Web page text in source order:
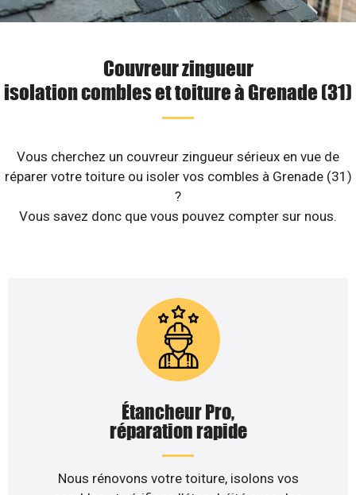
Couvreur zingueur
isolation combles et toiture à Grenade (31)
Vous cherchez un couvreur zingueur sérieux en vue de
réparer votre toiture ou isoler vos combles à Grenade (31)
?
Vous savez donc que vous pouvez compter sur nous.
Étancheur Pro,
réparation rapide
Nous rénovons votre toiture, isolons vos